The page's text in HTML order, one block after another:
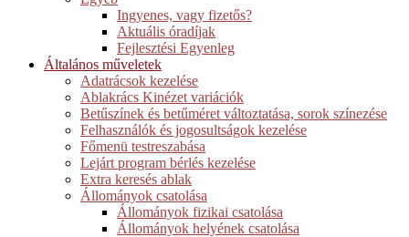
Ingyenes, vagy fizetős?
Aktuális óradíjak
Fejlesztési Egyenleg
Általános műveletek
Adatrácsok kezelése
Ablakrács Kinézet variációk
Betűszínek és betűméret változtatása, sorok színezése
Felhasználók és jogosultságok kezelése
Főmenü testreszabása
Lejárt program bérlés kezelése
Extra keresés ablak
Állományok csatolása
Állományok fizikai csatolása
Állományok helyének csatolása